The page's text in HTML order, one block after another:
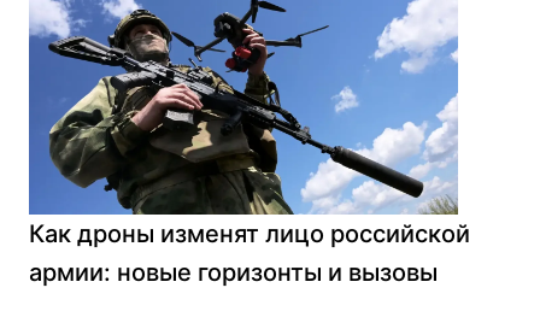
Как дроны изменят лицо российской
армии: новые горизонты и вызовы